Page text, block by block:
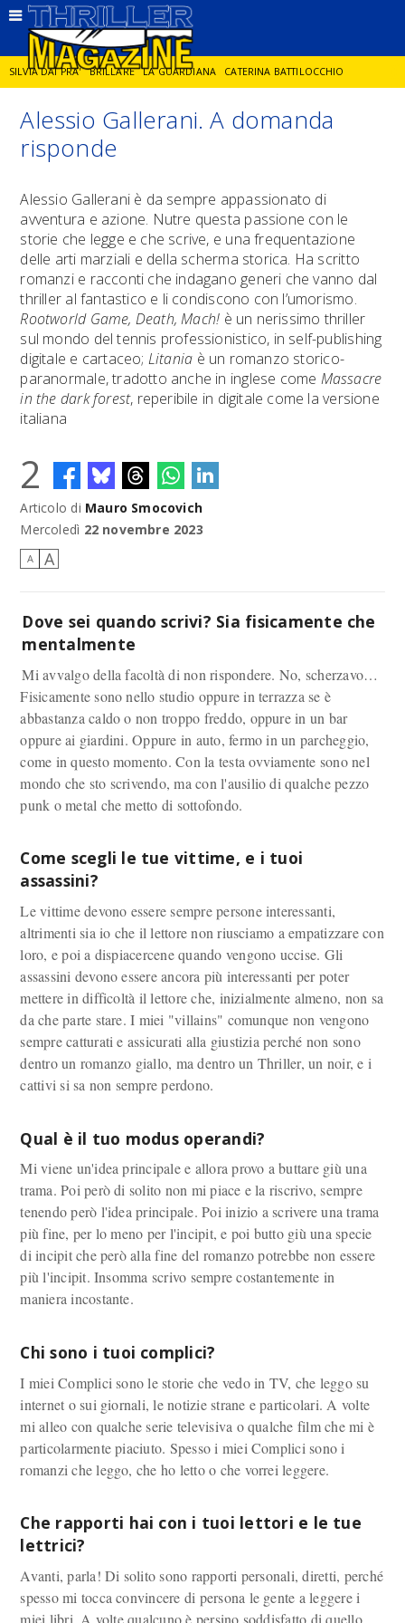
SILVIA DAI PRA' BRILLARE LA GUARDIANA CATERINA BATTILOCCHIO
JORGE DIAZ LA SPIA DELITTO IN CORNICE GIANCARLO DE CATALDO
Alessio Gallerani. A domanda
risponde
Alessio Gallerani è da sempre appassionato di
avventura e azione. Nutre questa passione con le
storie che legge e che scrive, e una frequentazione
delle arti marziali e della scherma storica. Ha scritto
romanzi e racconti che indagano generi che vanno dal
thriller al fantastico e li condiscono con l’umorismo.
Rootworld Game, Death, Mach! è un nerissimo thriller
sul mondo del tennis professionistico, in self-publishing
digitale e cartaceo; Litania è un romanzo storico-
paranormale, tradotto anche in inglese come Massacre
in the dark forest, reperibile in digitale come la versione
italiana
2
Articolo di Mauro Smocovich
Mercoledì 22 novembre 2023
A A
Dove sei quando scrivi? Sia fisicamente che
mentalmente
Mi avvalgo della facoltà di non rispondere. No, scherzavo…
Fisicamente sono nello studio oppure in terrazza se è
abbastanza caldo o non troppo freddo, oppure in un bar
oppure ai giardini. Oppure in auto, fermo in un parcheggio,
come in questo momento. Con la testa ovviamente sono nel
mondo che sto scrivendo, ma con l'ausilio di qualche pezzo
punk o metal che metto di sottofondo.
Come scegli le tue vittime, e i tuoi
assassini?
Le vittime devono essere sempre persone interessanti,
altrimenti sia io che il lettore non riusciamo a empatizzare con
loro, e poi a dispiacercene quando vengono uccise. Gli
assassini devono essere ancora più interessanti per poter
mettere in difficoltà il lettore che, inizialmente almeno, non sa
da che parte stare. I miei "villains" comunque non vengono
sempre catturati e assicurati alla giustizia perché non sono
dentro un romanzo giallo, ma dentro un Thriller, un noir, e i
cattivi si sa non sempre perdono.
Qual è il tuo modus operandi?
Mi viene un'idea principale e allora provo a buttare giù una
trama. Poi però di solito non mi piace e la riscrivo, sempre
tenendo però l'idea principale. Poi inizio a scrivere una trama
più fine, per lo meno per l'incipit, e poi butto giù una specie
di incipit che però alla fine del romanzo potrebbe non essere
più l'incipit. Insomma scrivo sempre costantemente in
maniera incostante.
Chi sono i tuoi complici?
I miei Complici sono le storie che vedo in TV, che leggo su
internet o sui giornali, le notizie strane e particolari. A volte
mi alleo con qualche serie televisiva o qualche film che mi è
particolarmente piaciuto. Spesso i miei Complici sono i
romanzi che leggo, che ho letto o che vorrei leggere.
Che rapporti hai con i tuoi lettori e le tue
lettrici?
Avanti, parla! Di solito sono rapporti personali, diretti, perché
spesso mi tocca convincere di persona le gente a leggere i
miei libri. A volte qualcuno è persino soddisfatto di quello